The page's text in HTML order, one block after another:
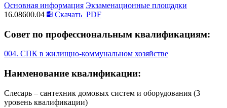
Основная информация Экзаменационные площадки
16.08600.04
Скачать PDF
Совет по профессиональным квалификациям:
004. СПК в жилищно-коммунальном хозяйстве
Наименование квалификации:
Слесарь – сантехник домовых систем и оборудования (3
уровень квалификации)